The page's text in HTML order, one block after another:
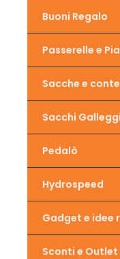
Buoni Regalo
Passerelle e
Sacche e
Sacchi
Pedalò
Hydrospeed
Gadget e idee
Sconti e Outlet